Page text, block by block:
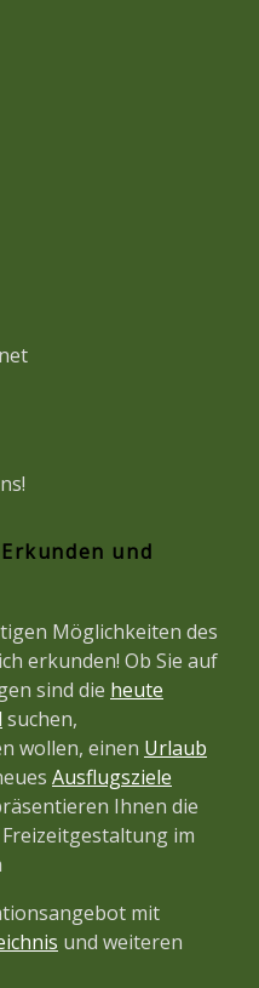
und
Möglichkeiten des
erkunden! Ob Sie auf
sind die heute
suchen,
wollen, einen Urlaub
Ausflugsziele
Ihnen die
im
mit
und weiteren